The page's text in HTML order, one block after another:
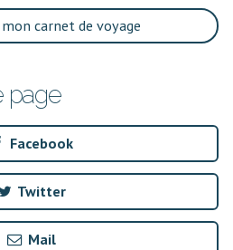
carnet de voyage
page
Facebook
Twitter
Mail